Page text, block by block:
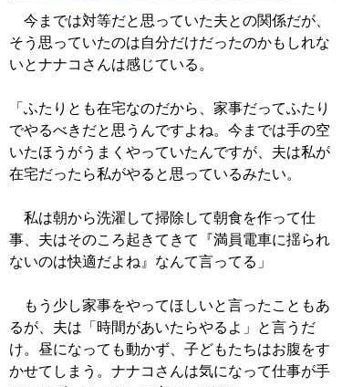
今までは対等だと思っていた夫との関係だが、
そう思っていたのは自分だけだったのかもしれな
いとナナコさんは感じている。
「ふたりとも在宅なのだから、家事だってふたり
でやるべきだと思うんですよね。今までは手の空
いたほうがうまくやっていたんですが、夫は私が
在宅だったら私がやると思っているみたい。
私は朝から洗濯して掃除して朝食を作って仕
事、夫はそのころ起きてきて『満員電車に揺られ
ないのは快適だよね』なんて言ってる」
もう少し家事をやってほしいと言ったこともあ
るが、夫は「時間があいたらやるよ」と言うだ
け。昼になっても動かず、子どもたちはお腹をす
かせてしまう。ナナコさんは気になって仕事が手